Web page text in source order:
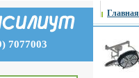
7077003
Главная